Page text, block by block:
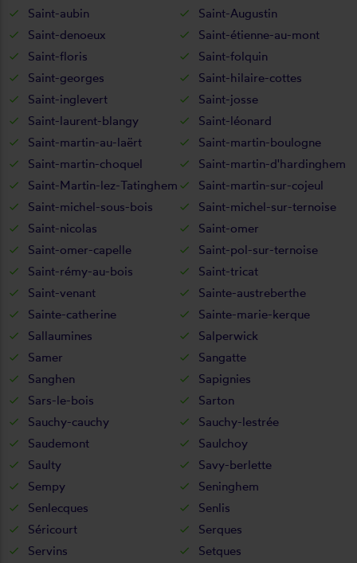
Saint-aubin
Saint-Augustin
Saint-denoeux
Saint-étienne-au-mont
Saint-floris
Saint-folquin
Saint-georges
Saint-hilaire-cottes
Saint-inglevert
Saint-josse
Saint-laurent-blangy
Saint-léonard
Saint-martin-au-laërt
Saint-martin-boulogne
Saint-martin-choquel
Saint-martin-d'hardinghem
Saint-Martin-lez-Tatinghem
Saint-martin-sur-cojeul
Saint-michel-sous-bois
Saint-michel-sur-ternoise
Saint-nicolas
Saint-omer
Saint-omer-capelle
Saint-pol-sur-ternoise
Saint-rémy-au-bois
Saint-tricat
Saint-venant
Sainte-austreberthe
Sainte-catherine
Sainte-marie-kerque
Sallaumines
Salperwick
Samer
Sangatte
Sanghen
Sapignies
Sars-le-bois
Sarton
Sauchy-cauchy
Sauchy-lestrée
Saudemont
Saulchoy
Saulty
Savy-berlette
Sempy
Seninghem
Senlecques
Senlis
Séricourt
Serques
Servins
Setques